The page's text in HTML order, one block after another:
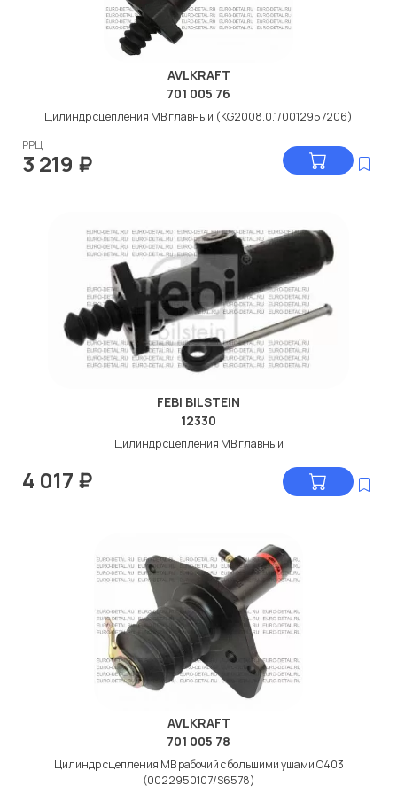
AVLKRAFT
701 005 76
Цилиндр сцепления МВ главный (KG2008.0.1/0012957206)
РРЦ
3 219 ₽
FEBI BILSTEIN
12330
Цилиндр сцепления МВ главный
4 017 ₽
AVLKRAFT
701 005 78
Цилиндр сцепления МВ рабочий с большими ушами О403
(0022950107/S6578)